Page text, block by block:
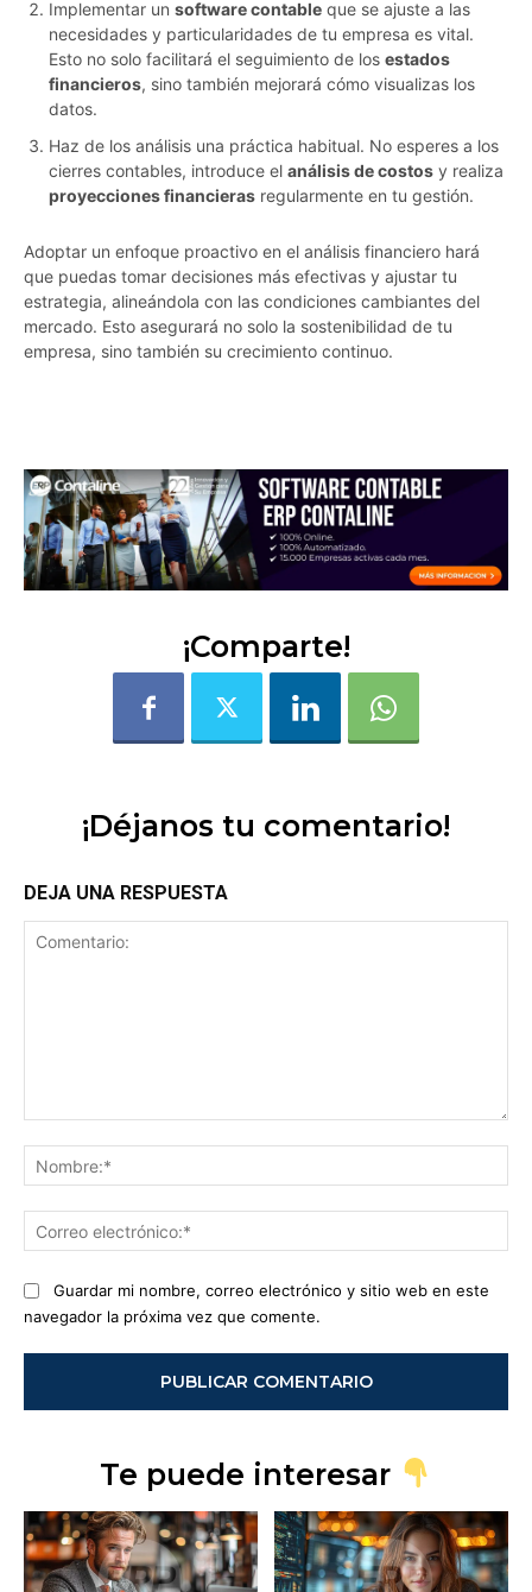
Implementar un software contable que se ajuste a las
necesidades y particularidades de tu empresa es vital.
Esto no solo facilitará el seguimiento de los estados
financieros, sino también mejorará cómo visualizas los
datos.
Haz de los análisis una práctica habitual. No esperes a los
cierres contables, introduce el análisis de costos y realiza
proyecciones financieras regularmente en tu gestión.
Adoptar un enfoque proactivo en el análisis financiero hará
que puedas tomar decisiones más efectivas y ajustar tu
estrategia, alineándola con las condiciones cambiantes del
mercado. Esto asegurará no solo la sostenibilidad de tu
empresa, sino también su crecimiento continuo.
¡Comparte!
¡Déjanos tu comentario!
DEJA UNA RESPUESTA
Guardar mi nombre, correo electrónico y sitio web en este
navegador la próxima vez que comente.
Te puede interesar